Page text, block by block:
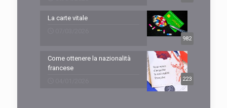
982
La carte vitale
223
Come ottenere la nazionalità
francese